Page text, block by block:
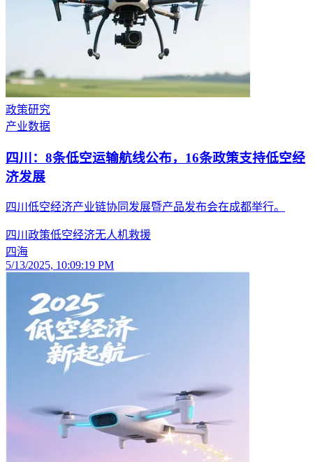
政策研究
产业数据
四川：8条低空运输航线公布，16条政策支持低空经
济发展
四川低空经济产业链协同发展暨产品发布会在成都举行。
四川 政策低空经济无人机救援
四海
5/13/2025, 10:09:19 PM